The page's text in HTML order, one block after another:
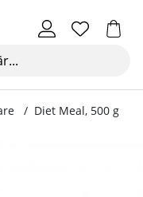
Diet Meal, 500 g